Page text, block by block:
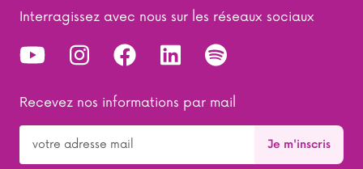
Interragissez avec nous sur les réseaux sociaux
Recevez nos informations par mail